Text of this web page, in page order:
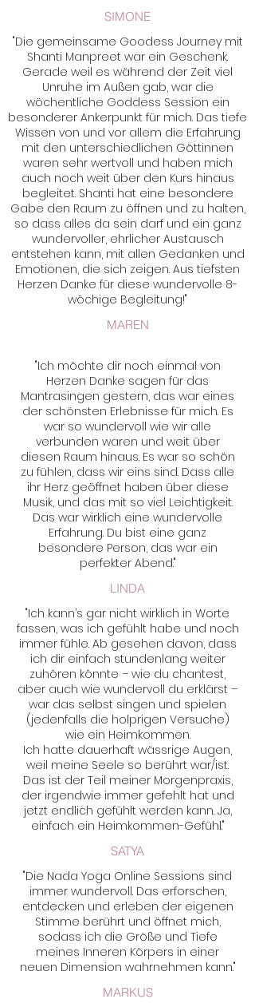
SIMONE
"Die gemeinsame Goodess Journey mit
Shanti Manpreet war ein Geschenk.
Gerade weil es während der Zeit viel
Unruhe im Außen gab, war die
wöchentliche Goddess Session ein
besonderer Ankerpunkt für mich. Das tiefe
Wissen von und vor allem die Erfahrung
mit den unterschiedlichen Göttinnen
waren sehr wertvoll und haben mich
auch noch weit über den Kurs hinaus
begleitet. Shanti hat eine besondere
Gabe den Raum zu öffnen und zu halten,
so dass alles da sein darf und ein ganz
wundervoller, ehrlicher Austausch
entstehen kann, mit allen Gedanken und
Emotionen, die sich zeigen. Aus tiefsten
Herzen Danke für diese wundervolle 8-
wöchige Begleitung!"
MAREN
"Ich möchte dir noch einmal von
Herzen Danke sagen für das
Mantrasingen gestern, das war eines
der schönsten Erlebnisse für mich. Es
war so wundervoll wie wir alle
verbunden waren und weit über
diesen Raum hinaus. Es war so schön
zu fühlen, dass wir eins sind. Dass alle
ihr Herz geöffnet haben über diese
Musik, und das mit so viel Leichtigkeit.
Das war wirklich eine wundervolle
Erfahrung. Du bist eine ganz
besondere Person, das war ein
perfekter Abend."
LINDA
"Ich kann’s gar nicht wirklich in Worte
fassen, was ich gefühlt habe und noch
immer fühle. Ab gesehen davon, dass
ich dir einfach stundenlang weiter
zuhören könnte – wie du chantest,
aber auch wie wundervoll du erklärst –
war das selbst singen und spielen
(jedenfalls die holprigen Versuche)
wie ein Heimkommen.
Ich hatte dauerhaft wässrige Augen,
weil meine Seele so berührt war/ist.
Das ist der Teil meiner Morgenpraxis,
der irgendwie immer gefehlt hat und
jetzt endlich gefühlt werden kann. Ja,
einfach ein Heimkommen-Gefühl."
SATYA
"Die Nada Yoga Online Sessions sind
immer wundervoll. Das erforschen,
entdecken und erleben der eigenen
Stimme berührt und öffnet mich,
sodass ich die Größe und Tiefe
meines Inneren Körpers in einer
neuen Dimension wahrnehmen kann."
MARKUS